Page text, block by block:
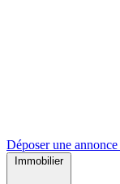
Déposer une annonce
Immobilier